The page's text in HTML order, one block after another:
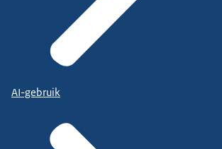
AI-gebruik